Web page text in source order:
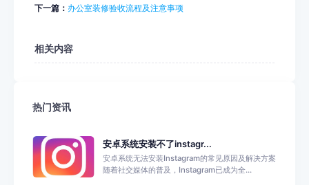
下一篇： 办公室装修验收流程及注意事项
相关内容
热门资讯
安卓系统安装不了instagr...
安卓系统无法安装Instagram的常见原因及解决方案
随着社交媒体的普及，Instagram已成为全...